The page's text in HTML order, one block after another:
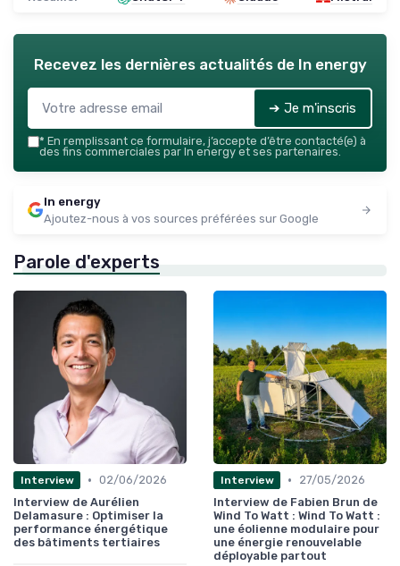
Recevez les dernières actualités de In energy
➔ Je m'inscris
* En remplissant ce formulaire, j’accepte d’être contacté(e) à
des fins commerciales par In energy et ses partenaires.
In energy
Ajoutez-nous à vos sources préférées sur Google
Parole d'experts
Interview • 02/06/2026
Interview de Aurélien
Delamasure : Optimiser la
performance énergétique
des bâtiments tertiaires
Interview •
27/05/2026
Interview de Fabien Brun de
Wind To Watt : Wind To Watt :
une éolienne modulaire pour
une énergie renouvelable
déployable partout